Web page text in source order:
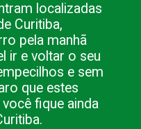
localizadas
Curitiba,
pela manhã
ir e voltar o seu
e sem
que estes
fique ainda